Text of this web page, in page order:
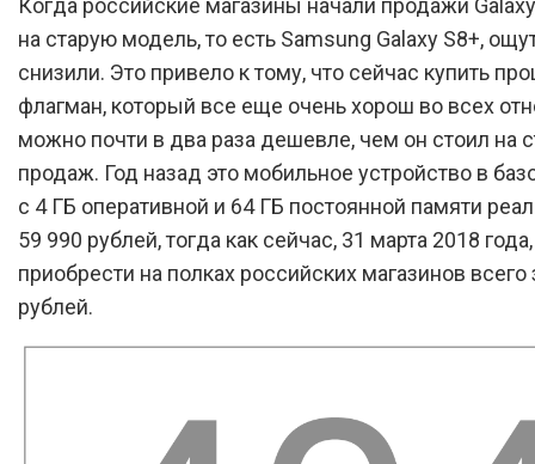
Когда российские магазины начали продажи
на старую модель, то есть Samsung Galaxy S8+,
снизили. Это привело к тому, что сейчас купить
флагман, который все еще очень хорош во всех
можно почти в два раза дешевле, чем он стоил на
продаж. Год назад это мобильное устройство в
с 4 ГБ оперативной и 64 ГБ постоянной памяти
59 990 рублей, тогда как сейчас, 31 марта 2018
приобрести на полках российских магазинов всего
рублей.